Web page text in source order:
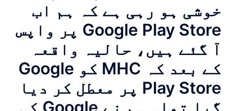
خوشی ہو رہی ہے کہ ہم اب
Google Play Store پر واپس
آ گئے ہیں، حالیہ واقعہ
کے بعد کہ MHC کو Google
Play Store پر معطل کر دیا